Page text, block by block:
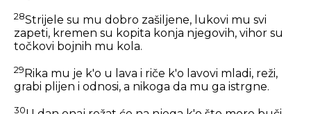
28Strijele su mu dobro zašiljene, lukovi mu svi
zapeti, kremen su kopita konja njegovih, vihor su
točkovi bojnih mu kola.
29 Rika mu je k'o u lava i riče k'o lavovi mladi, reži,
grabi plijen i odnosi, a nikoga da mu ga istrgne.
30